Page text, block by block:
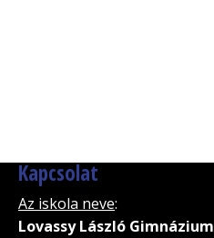
Kapcsolat
Az iskola neve:
Lovassy László Gimnázium